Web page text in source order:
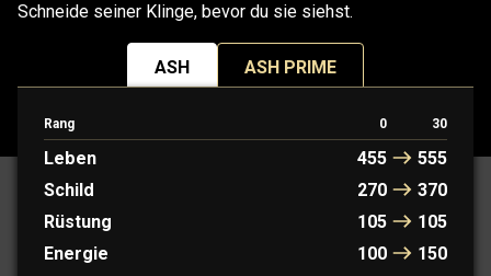
Schneide seiner Klinge, bevor du sie siehst.
ASH ASH PRIME
Rang 0 30
Leben 455
555
Schild
270
370
Rüstung
105
105
Energie
100 150